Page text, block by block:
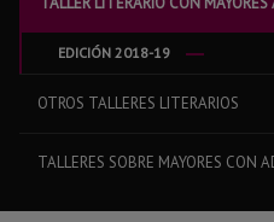
EDICIÓN 2018-19
OTROS TALLERES LITERARIOS
TALLERES SOBRE MAYORES CON